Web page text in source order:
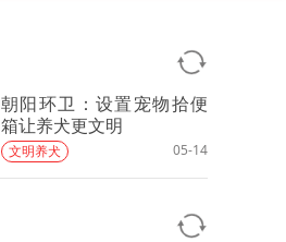
朝阳环卫：设置宠物拾便
箱让养犬更文明
文明养犬 05-14